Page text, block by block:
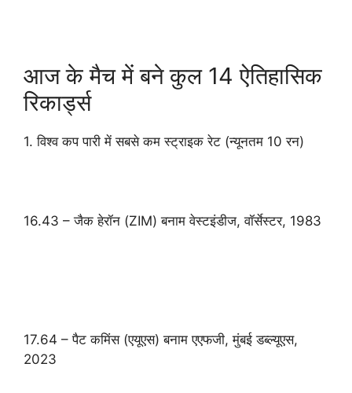
आज के मैच में बने कुल 14 ऐतिहासिक
रिकार्ड्स
1. विश्व कप पारी में सबसे कम स्ट्राइक रेट (न्यूनतम 10 रन)
16.43 – जैक हेरॉन (ZIM) बनाम वेस्टइंडीज, वॉर्सेस्टर, 1983
17.64 – पैट कमिंस (एयूएस) बनाम एएफजी, मुंबई डब्ल्यूएस,
2023